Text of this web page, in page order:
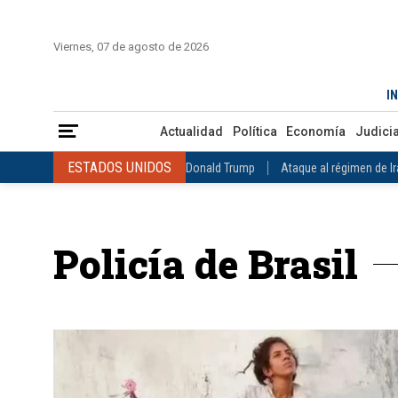
Viernes, 07 de agosto de 2026
Actualidad Política Economía Judicial
ESTADOS UNIDOS Donald Trump Ataque al régimen de
VENEZUELA Juicio contra Maduro Terremoto en
ESTADOS UNIDOS
INTERNACIONAL Raúl Castro José Luis Rodríguez Zapatero
COLOMBIA Elecciones Presidenciales en Colombia Gustavo
Policía de Brasil